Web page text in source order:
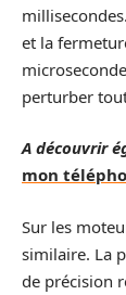
et la
perturber
A découvrir
mon
Sur les
similaire. La
de précision